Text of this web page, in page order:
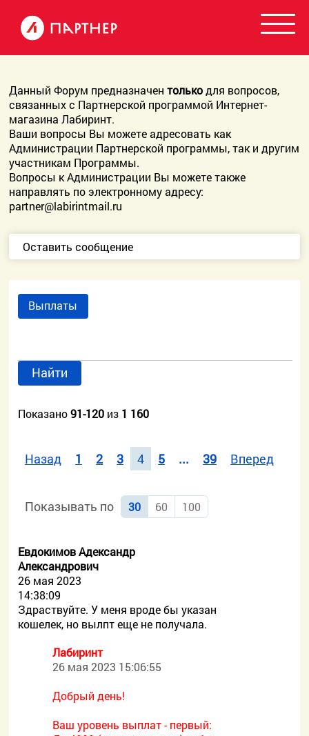
Данный Форум предназначентолькодля вопросов,
связанных с Партнерской программой Интернет-
магазина Лабиринт.
Ваши вопросы Вы можете адресовать как
Администрации Партнерской программы, так и другим
участникам Программы.
Вопросы к Администрации Вы можете также
направлять по электронному адресу:
partner@labirintmail.ru
Оставить сообщение
Выплаты
Найти
Показано91-120 из 1 160
Назад 1 2 3 4 5 ... 39 Вперед
Показывать по 30 60 100
Евдокимов Адександр
Александрович
26 мая 2023
14:38:09
Здраствуйте. У меня вроде бы указан
кошелек, но вылпт еще не получала.
Лабиринт
26 мая 2023 15:06:55
Добрый день!
Ваш уровень выплат - первый: